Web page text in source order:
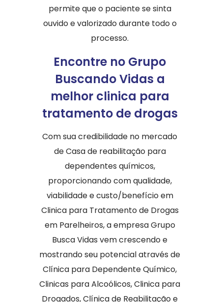
permite que o paciente se sinta
ouvido e valorizado durante todo o
processo.
Encontre no Grupo
Buscando Vidas a
melhor clinica para
tratamento de drogas
Com sua credibilidade no mercado
de Casa de reabilitação para
dependentes químicos,
proporcionando com qualidade,
viabilidade e custo/benefício em
Clinica para Tratamento de Drogas
em Parelheiros, a empresa Grupo
Busca Vidas vem crescendo e
mostrando seu potencial através de
Clínica para Dependente Químico,
Clinicas para Alcoólicos, Clinica para
Drogados, Clínica de Reabilitação e